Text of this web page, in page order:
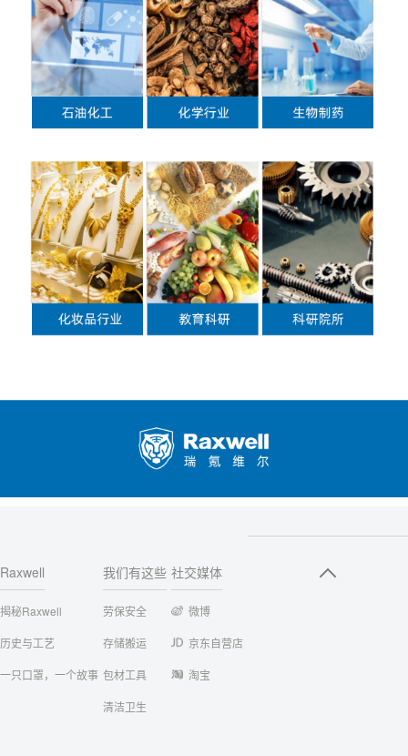
Raxwell
揭秘Raxwell
历史与工艺
一只口罩，一个故事
我们有这些
劳保安全
存储搬运
包材工具
清洁卫生
社交媒体
微博
京东自营店
淘宝